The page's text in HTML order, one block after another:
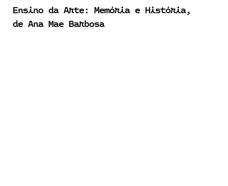
Ensino da Arte: Memória e História,
de Ana Mae Barbosa